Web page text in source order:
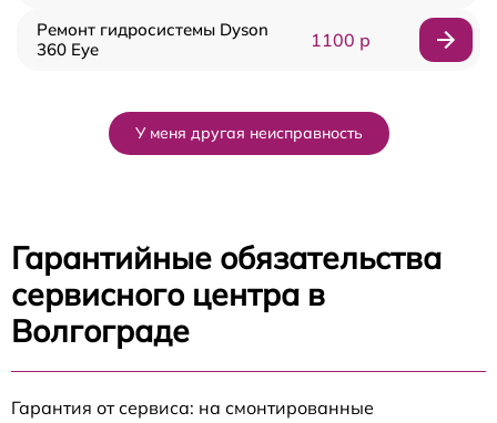
Ремонт гидросистемы Dyson
360 Eye
1100 р
У меня другая неисправность
Гарантийные обязательства
сервисного центра в
Волгограде
Гарантия от сервиса: на смонтированные